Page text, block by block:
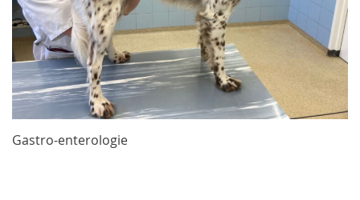
Gastro-enterologie